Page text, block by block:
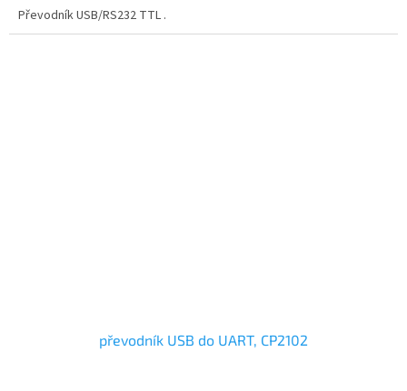
Převodník USB/RS232 TTL .
převodník USB do UART, CP2102